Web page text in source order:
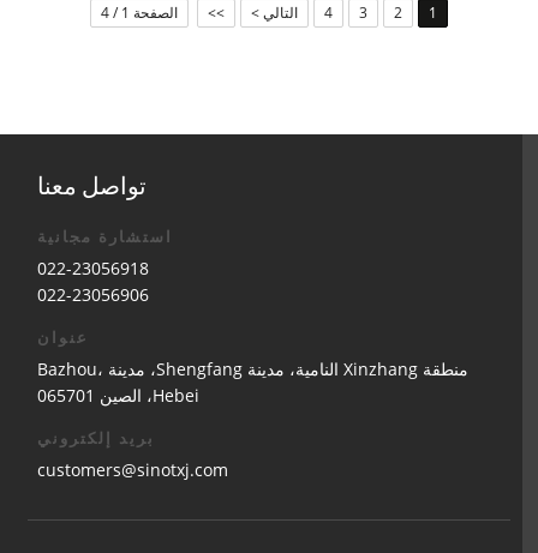
1
2
3
4 التالي > >> الصفحة 1 / 4
تواصل معنا
استشارة مجانية
022-23056918
022-23056906
عنوان
منطقة Xinzhang النامية، مدينة Shengfang، مدينة Bazhou،
Hebei، الصين 065701
بريد إلكتروني
customers@sinotxj.com